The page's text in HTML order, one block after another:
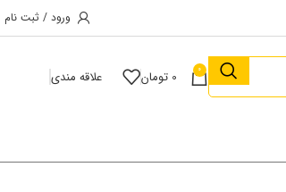
ورود / ثبت نام
0
0 تومان علاقه مندی